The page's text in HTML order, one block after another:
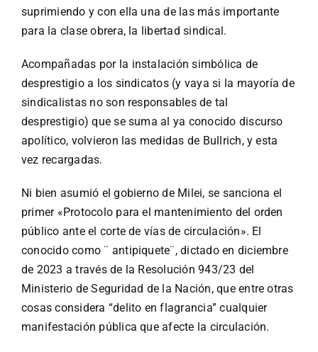
suprimiendo y con ella una de las más importante
para la clase obrera, la libertad sindical.
Acompañadas por la instalación simbólica de
desprestigio a los sindicatos (y vaya si la mayoría de
sindicalistas no son responsables de tal
desprestigio) que se suma al ya conocido discurso
apolítico, volvieron las medidas de Bullrich, y esta
vez recargadas.
Ni bien asumió el gobierno de Milei, se sanciona el
primer «Protocolo para el mantenimiento del orden
público ante el corte de vías de circulación». El
conocido como ¨ antipiquete¨, dictado en diciembre
de 2023 a través de la Resolución 943/23 del
Ministerio de Seguridad de la Nación, que entre otras
cosas considera “delito en flagrancia” cualquier
manifestación pública que afecte la circulación.